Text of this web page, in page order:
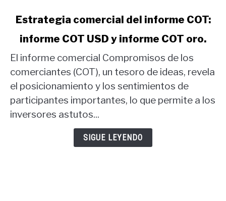
link
Estrategia
comercial
del
informe
COT:
informe
COT
Estrategia comercial del informe COT:
informe COT USD y informe COT oro.
El informe comercial Compromisos de los
comerciantes (COT), un tesoro de ideas, revela
el posicionamiento y los sentimientos de
participantes importantes, lo que permite a los
inversores astutos...
SIGUE LEYENDO